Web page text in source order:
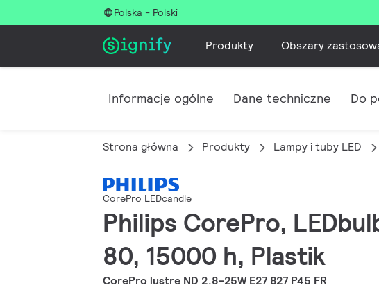
Polska - Polski
Produkty Obszary
Informacje ogólne Dane techniczne Do
Strona główna Produkty Lampy i tuby LED
CorePro LEDcandle
Philips CorePro,
80, 15000 h, Plastik
CorePro lustre ND 2.8-25W E27 827 P45 FR